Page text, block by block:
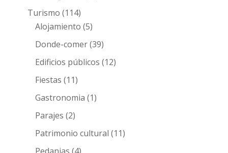
Turismo (114)
Alojamiento (5)
Donde-comer(39)
Edificios públicos (12)
Fiestas (11)
Gastronomia (1)
Parajes (2)
Patrimonio cultural (11)